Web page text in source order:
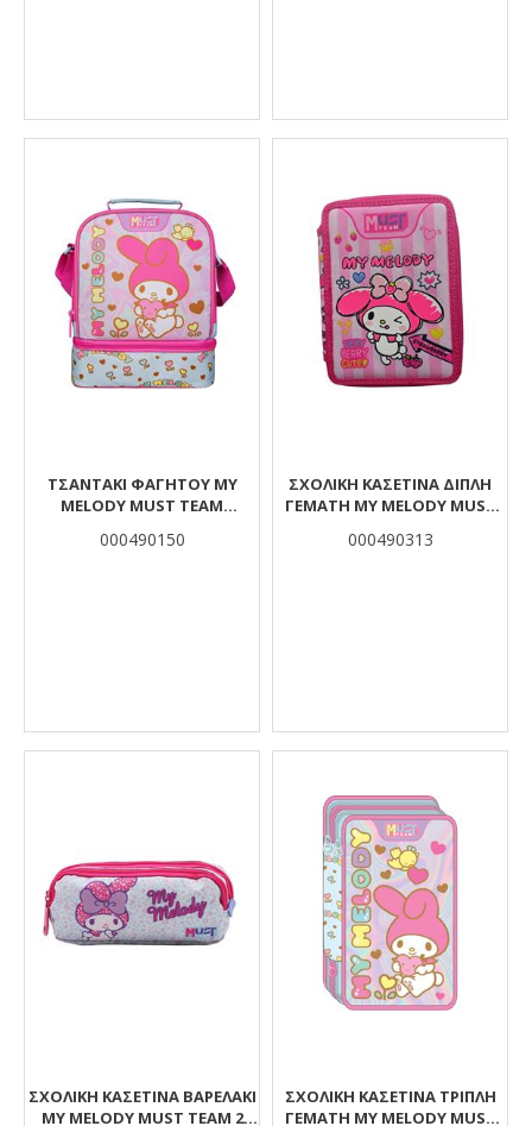
ΤΣΑΝΤΆΚΙ ΦΑΓΗΤΟΎ MY
MELODY MUST TEAM
000490150
ΣΧΟΛΙΚΉ ΚΑΣΕΤΊΝΑ ΔΙΠΛΉ
ΓΕΜΆΤΗ MY MELΟDY MUST
000490313
ΣΧΟΛΙΚΉ ΚΑΣΕΤΊΝΑ ΒΑΡΕΛΆΚΙ
MY MELODY MUST TEAM 2
ΣΧΟΛΙΚΉ ΚΑΣΕΤΊΝΑ ΤΡΙΠΛΉ
ΓΕΜΆΤΗ MY MELODY MUST